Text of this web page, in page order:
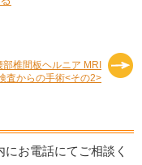
部椎間板ヘルニア MRI
査からの手術<その2>
お電話にてご相談く